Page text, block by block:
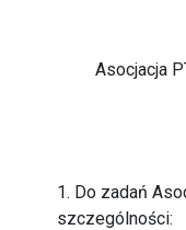
Asocjacja
1. Do zadań
szczególności: